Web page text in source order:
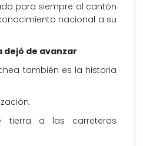
para siempre al cantón
nacional a su
dejó de avanzar
también es la historia
tierra a las carreteras